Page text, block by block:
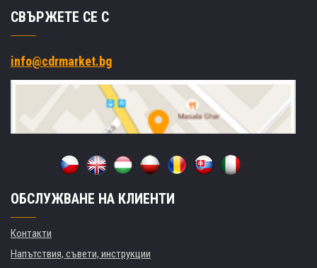
СВЪРЖЕТЕ СЕ С
info@cdrmarket.bg
ОБСЛУЖВАНЕ НА КЛИЕНТИ
Контакти
Напътствия, съвети, инструкции